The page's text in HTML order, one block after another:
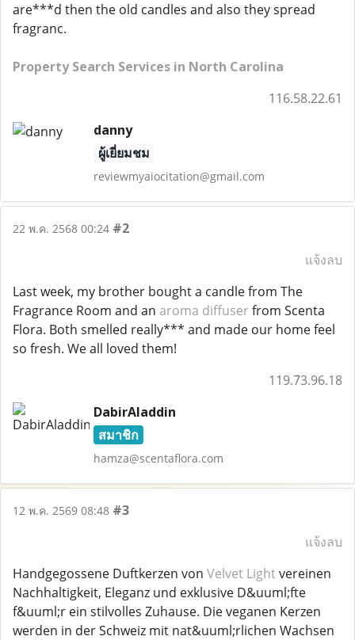
are***d then the old candles and also they spread
fragranc.
Property Search Services in North Carolina
116.58.22.61
danny
ผู้เยี่ยมชม
reviewmyaiocitation@gmail.com
22 พ.ค. 2568 00:24 #2
แจ้งลบ
Last week, my brother bought a candle from The
Fragrance Room and an aroma diffuser from Scenta
Flora. Both smelled really*** and made our home feel
so fresh. We all loved them!
119.73.96.18
DabirAladdin
สมาชิก
hamza@scentaflora.com
12 พ.ค. 2569 08:48 #3
แจ้งลบ
Handgegossene Duftkerzen von Velvet Lightvereinen
Nachhaltigkeit, Eleganz und exklusive D&uuml;fte
f&uuml;r ein stilvolles Zuhause. Die veganen Kerzen
werden in der Schweiz mit nat&uuml;rlichen Wachsen